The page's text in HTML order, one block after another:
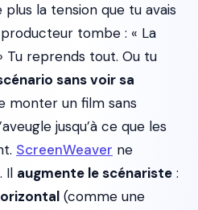
la tension que tu avais
tombe : « La
reprends tout. Ou tu
sans voir sa
monter un film sans
jusqu’à ce que les
ScreenWeaver ne
Il augmente le scénariste :
(comme une